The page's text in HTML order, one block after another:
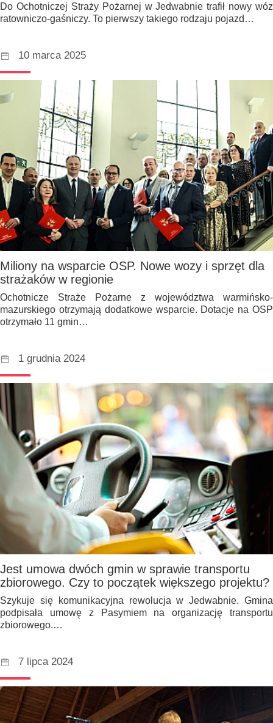
Do Ochotniczej Straży Pożarnej w Jedwabnie trafił nowy wóz
ratowniczo-gaśniczy. To pierwszy takiego rodzaju pojazd…
10 marca 2025
Miliony na wsparcie OSP. Nowe wozy i sprzęt dla
strażaków w regionie
Ochotnicze Straże Pożarne z województwa warmińsko-
mazurskiego otrzymają dodatkowe wsparcie. Dotacje na OSP
otrzymało 11 gmin…
1 grudnia 2024
Jest umowa dwóch gmin w sprawie transportu
zbiorowego. Czy to początek większego projektu?
Szykuje się komunikacyjna rewolucja w Jedwabnie. Gmina
podpisała umowę z Pasymiem na organizację transportu
zbiorowego.…
7 lipca 2024